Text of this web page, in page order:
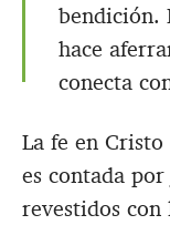
bendición.
hace
conecta
La fe en Cristo
es contada
revestidos